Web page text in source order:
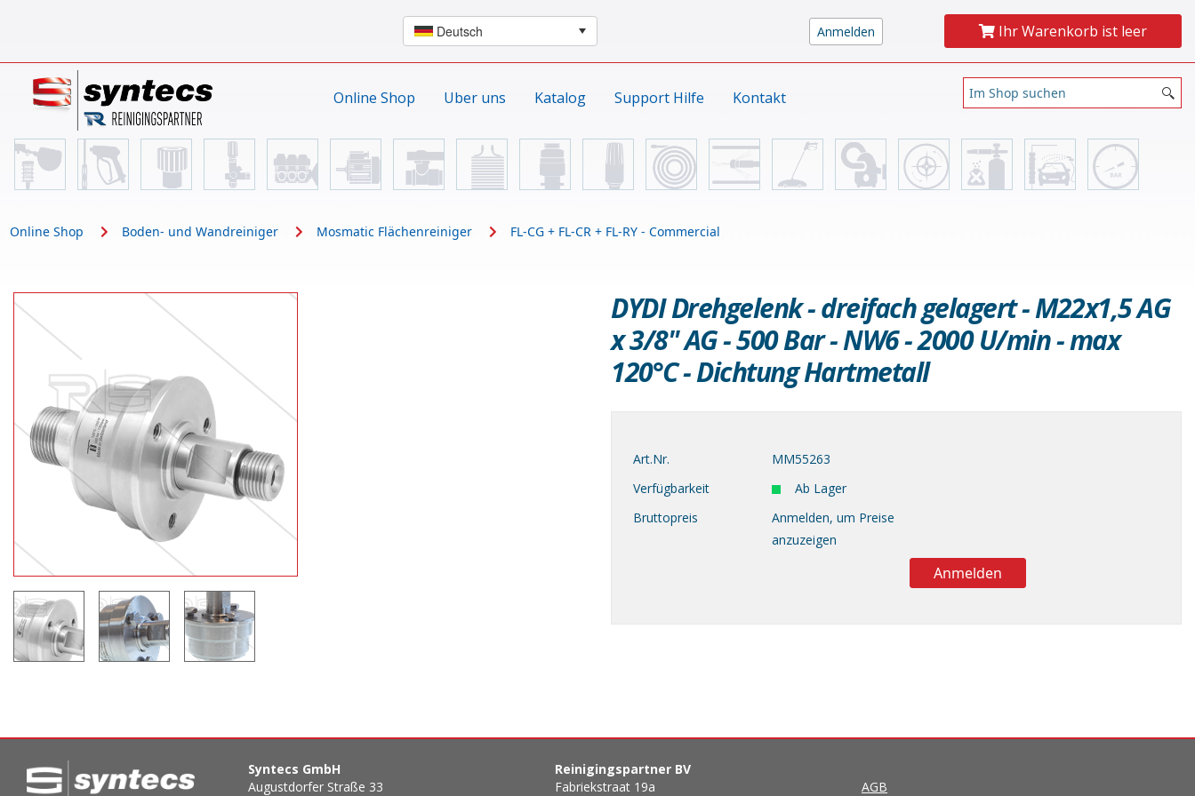
Ihr Warenkorb ist leer
Online Shop Uber uns Katalog Support Hilfe Kontakt
Online Shop Boden- und Wandreiniger Mosmatic Flächenreiniger FL-CG + FL-CR + FL-RY - Commercial
DYDI Drehgelenk - dreifach gelagert - M22x1,5 AG
x 3/8" AG - 500 Bar - NW6 - 2000 U/min - max
120°C - Dichtung Hartmetall
Art.Nr.
MM55263
Verfügbarkeit
Ab Lager
Bruttopreis
Anmelden, um Preise
anzuzeigen
Anmelden
Syntecs GmbH
Augustdorfer Straße 33
Reinigingspartner BV
Fabriekstraat 19a
AGB